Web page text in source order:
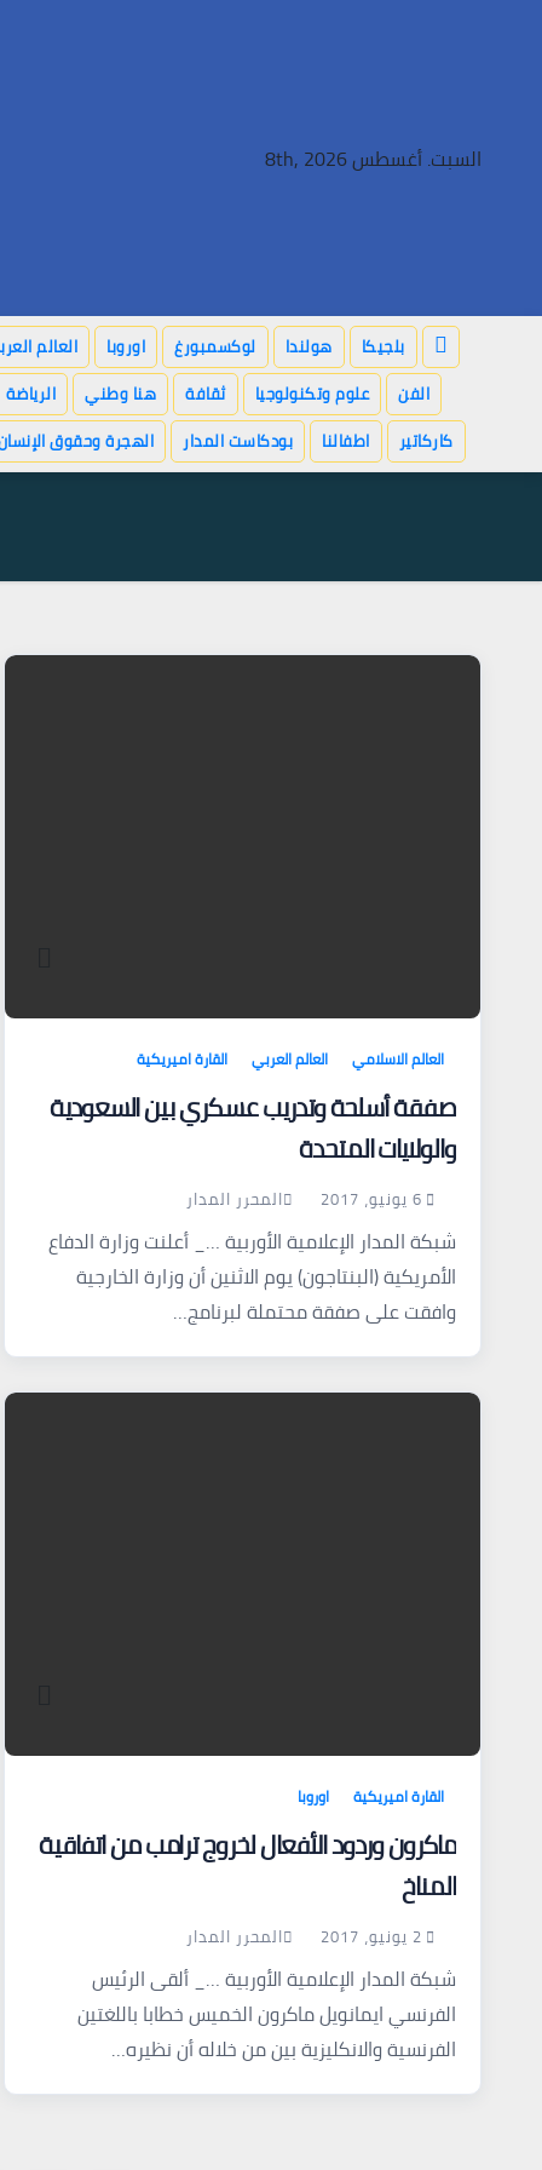
السبت. أغسطس 8th, 2026
بلجيكا هولندا لوكسمبورغ اوروبا
العالم
الفن
علوم وتكنولوجيا ثقافة هنا وطني
الرياضة
كاركاتير
اطفالنا بودكاست المدار الهجرة وحقوق
العالم الاسلامي العالم العربي القارة اميريكية
صفقة أسلحة وتدريب عسكري بين السعودية
والولايات المتحدة
6 يونيو، 2017 المحرر المدار
شبكة المدار الإعلامية الأوربية …_ أعلنت وزارة الدفاع
الأمريكية (البنتاجون) يوم الاثنين أن وزارة الخارجية
وافقت على صفقة محتملة لبرنامج…
القارة اميريكية اوروبا
ماكرون وردود الأفعال لخروج ترامب من اتفاقية
المناخ
2 يونيو، 2017 المحرر المدار
شبكة المدار الإعلامية الأوربية …_ ألقى الرئيس
الفرنسي ايمانويل ماكرون الخميس خطابا باللغتين
الفرنسية والانكليزية بين من خلاله أن نظيره…